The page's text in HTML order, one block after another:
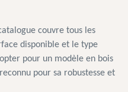
couvre tous les
disponible et le type
pour un modèle en bois
pour sa robustesse et